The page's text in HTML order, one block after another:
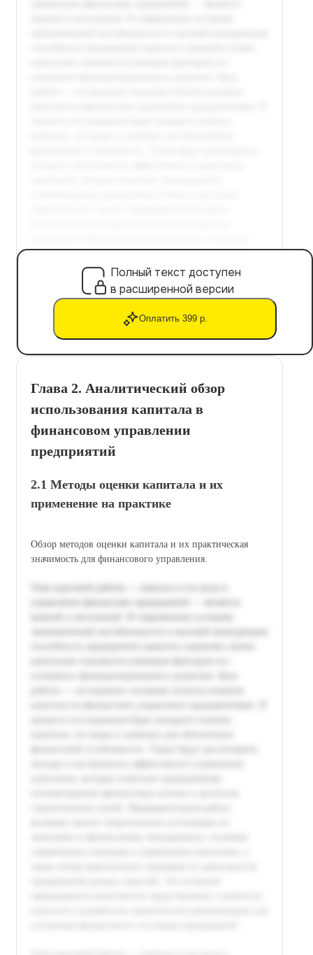
Полный текст доступен
в расширенной версии
Оплатить 399 р.
Глава 2. Аналитический обзор
использования капитала в
финансовом управлении
предприятий
2.1 Методы оценки капитала и их
применение на практике
Обзор методов оценки капитала и их практическая
значимость для финансового управления.